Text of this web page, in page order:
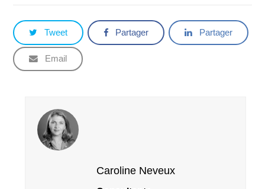
Tweet Partager Partager
Email
Caroline Neveux